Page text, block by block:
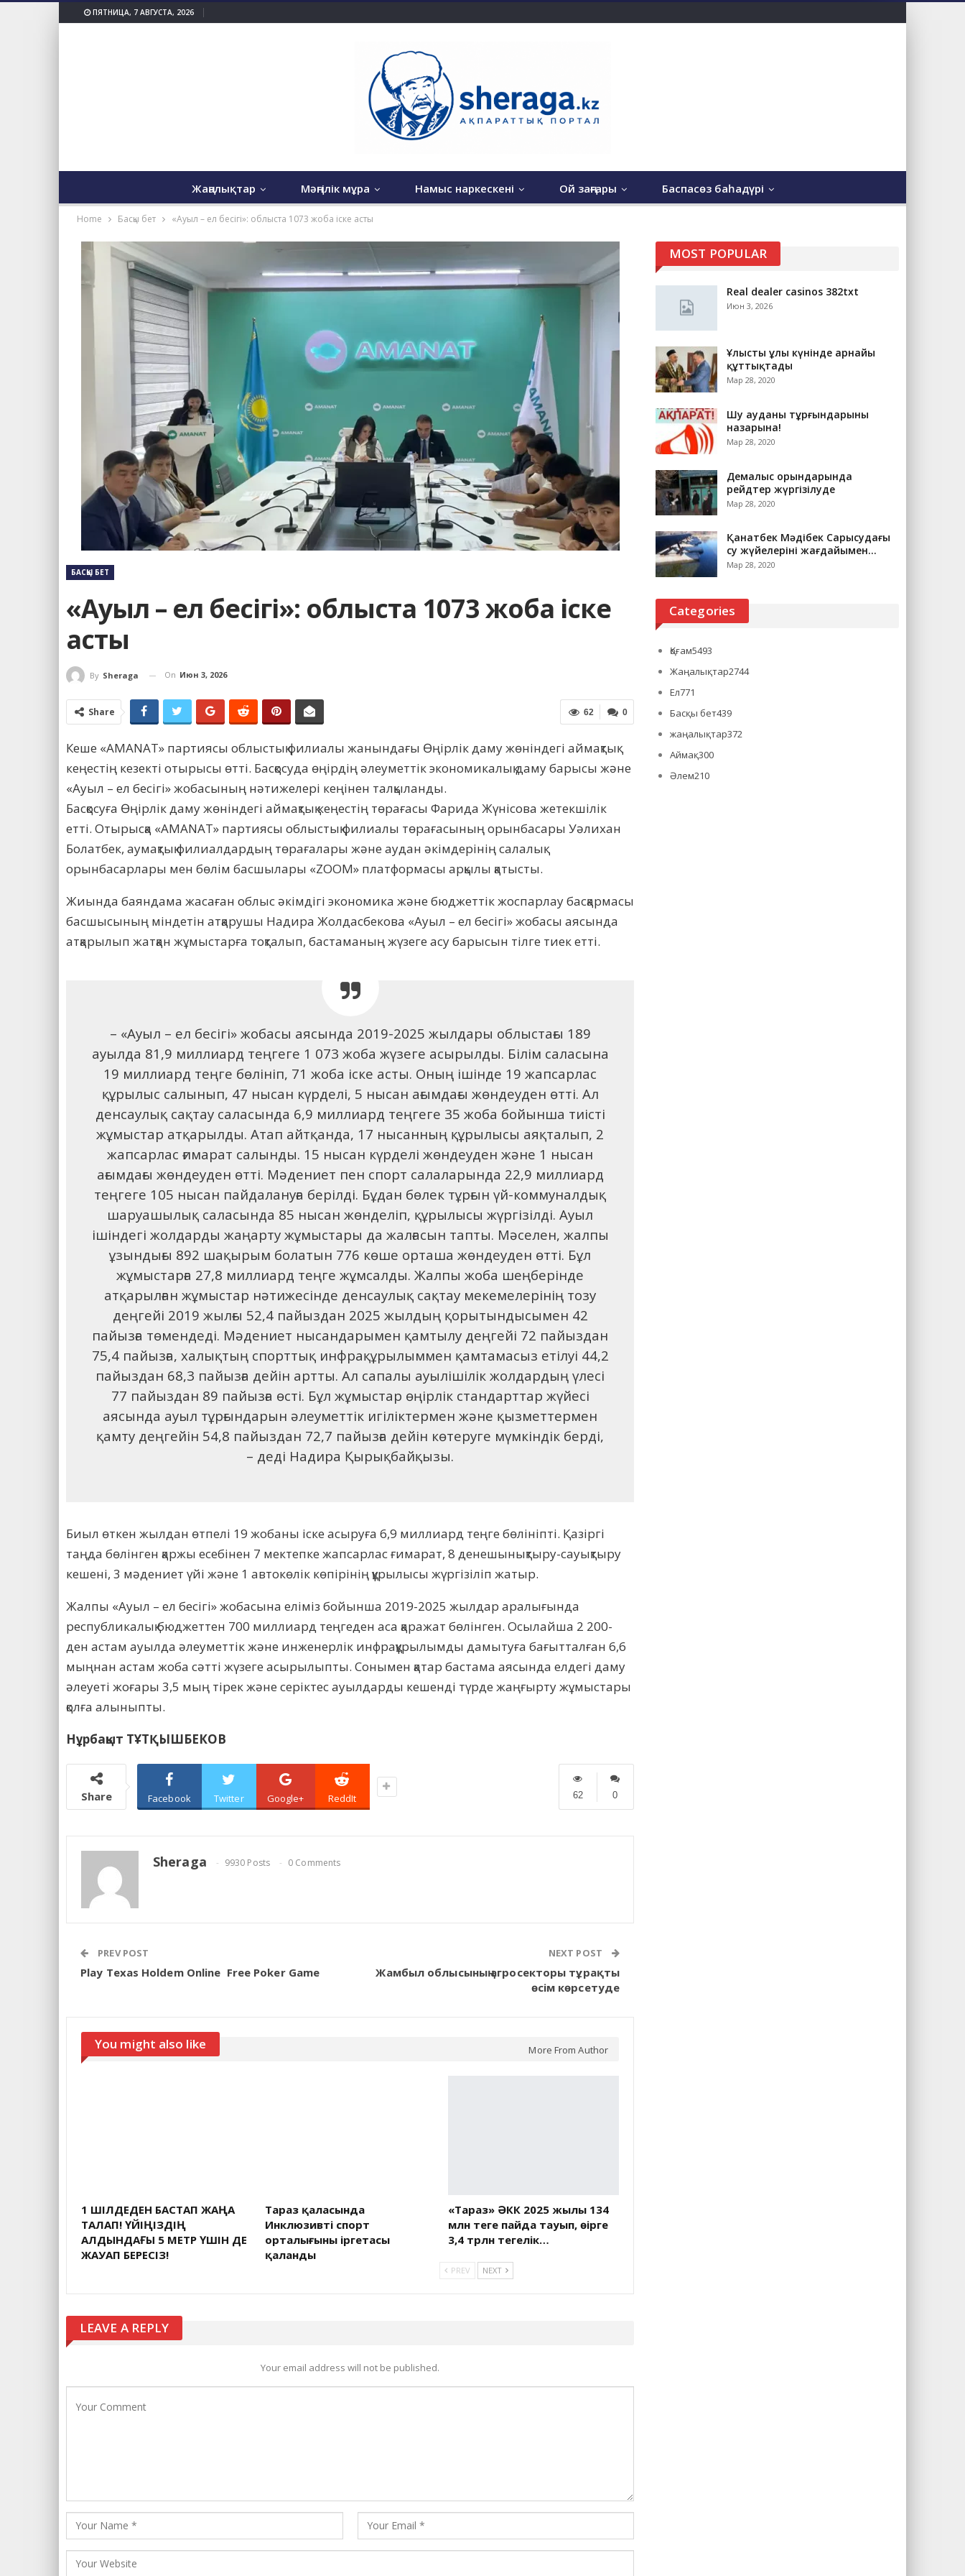
ПЯТНИЦА, 7 АВГУСТА, 2026
Жаңалықтар Мәңгілік мұра Намыс наркескені Ой заңғары Баспасөз баһадүрі
Home Басқы бет «Ауыл – ел бесігі»: облыста 1073 жоба іске асты
БАСҚЫ БЕТ
«Ауыл – ел бесігі»: облыста 1073 жоба іске
асты
By Sheraga On Июн 3, 2026
0
62
Share
Кеше «AMANAT» партиясы облыстық филиалы жанындағы Өңірлік даму жөніндегі аймақтық
кеңестің кезекті отырысы өтті. Басқосуда өңірдің әлеуметтік экономикалық даму барысы және
«Ауыл – ел бесігі» жобасының нәтижелері кеңінен талқыланды.
Басқосуға Өңірлік даму жөніндегі аймақтық кеңестің төрағасы Фарида Жүнісова жетекшілік
етті. Отырысқа «AMANAT» партиясы облыстық филиалы төрағасының орынбасары Уәлихан
Болатбек, аумақтық филиалдардың төрағалары және аудан әкімдерінің салалық
орынбасарлары мен бөлім басшылары «ZOOM» платформасы арқылы қатысты.
Жиында баяндама жасаған облыс әкімдігі экономика және бюджеттік жоспарлау басқармасы
басшысының міндетін атқарушы Надира Жолдасбекова «Ауыл – ел бесігі» жобасы аясында
атқарылып жатқан жұмыстарға тоқталып, бастаманың жүзеге асу барысын тілге тиек етті.
– «Ауыл – ел бесігі» жобасы аясында 2019-2025 жылдары облыстағы 189
ауылда 81,9 миллиард теңгеге 1 073 жоба жүзеге асырылды. Білім саласына
19 миллиард теңге бөлініп, 71 жоба іске асты. Оның ішінде 19 жапсарлас
құрылыс салынып, 47 нысан күрделі, 5 нысан ағымдағы жөндеуден өтті. Ал
денсаулық сақтау саласында 6,9 миллиард теңгеге 35 жоба бойынша тиісті
жұмыстар атқарылды. Атап айтқанда, 17 нысанның құрылысы аяқталып, 2
жапсарлас ғимарат салынды. 15 нысан күрделі жөндеуден және 1 нысан
ағымдағы жөндеуден өтті. Мәдениет пен спорт салаларында 22,9 миллиард
теңгеге 105 нысан пайдалануға берілді. Бұдан бөлек тұрғын үй-коммуналдық
шаруашылық саласында 85 нысан жөнделіп, құрылысы жүргізілді. Ауыл
ішіндегі жолдарды жаңарту жұмыстары да жалғасын тапты. Мәселен, жалпы
ұзындығы 892 шақырым болатын 776 көше орташа жөндеуден өтті. Бұл
жұмыстарға 27,8 миллиард теңге жұмсалды. Жалпы жоба шеңберінде
атқарылған жұмыстар нәтижесінде денсаулық сақтау мекемелерінің тозу
деңгейі 2019 жылғы 52,4 пайыздан 2025 жылдың қорытындысымен 42
пайызға төмендеді. Мәдениет нысандарымен қамтылу деңгейі 72 пайыздан
75,4 пайызға, халықтың спорттық инфрақұрылыммен қамтамасыз етілуі 44,2
пайыздан 68,3 пайызға дейін артты. Ал сапалы ауылішілік жолдардың үлесі
77 пайыздан 89 пайызға өсті. Бұл жұмыстар өңірлік стандарттар жүйесі
аясында ауыл тұрғындарын әлеуметтік игіліктермен және қызметтермен
қамту деңгейін 54,8 пайыздан 72,7 пайызға дейін көтеруге мүмкіндік берді,
– деді Надира Қырықбайқызы.
Биыл өткен жылдан өтпелі 19 жобаны іске асыруға 6,9 миллиард теңге бөлініпті. Қазіргі
таңда бөлінген қаржы есебінен 7 мектепке жапсарлас ғимарат, 8 денешынықтыру-сауықтыру
кешені, 3 мәдениет үйі және 1 автокөлік көпірінің құрылысы жүргізіліп жатыр.
Жалпы «Ауыл – ел бесігі» жобасына еліміз бойынша 2019-2025 жылдар аралығында
республикалық бюджеттен 700 миллиард теңгеден аса қаражат бөлінген. Осылайша 2 200-
ден астам ауылда әлеуметтік және инженерлік инфрақұрылымды дамытуға бағытталған 6,6
мыңнан астам жоба сәтті жүзеге асырылыпты. Сонымен қатар бастама аясында елдегі даму
әлеуеті жоғары 3,5 мың тірек және серіктес ауылдарды кешенді түрде жаңғырту жұмыстары
қолға алыныпты.
Нұрбақыт ТҰТҚЫШБЕКОВ
0
62
Share Facebook Twitter Google+ ReddIt
Sheraga 9930 Posts 0 Comments
PREV POST
Play Texas Holdem Online ️ Free Poker Game
NEXT POST
Жамбыл облысының агросекторы тұрақты
өсім көрсетуде
You might also like More From Author
1 ШІЛДЕДЕН БАСТАП ЖАҢА
ТАЛАП! ҮЙІҢІЗДІҢ
АЛДЫНДАҒЫ 5 МЕТР ҮШІН ДЕ
ЖАУАП БЕРЕСІЗ!
Тараз қаласында
Инклюзивті спорт
орталығының іргетасы
қаланды
«Тараз» ӘКК 2025 жылы 134
млн теңге пайда тауып, өңірге
3,4 трлн теңгелік…
PREV NEXT
LEAVE A REPLY
Your email address will not be published.
MOST POPULAR
Real dealer casinos 382txt
Июн 3, 2026
Ұлыстың ұлы күнінде арнайы
құттықтады
Мар 28, 2020
Шу ауданы тұрғындарының
назарына!
Мар 28, 2020
Демалыс орындарында
рейдтер жүргізілуде
Мар 28, 2020
Қанатбек Мәдібек Сарысудағы
су жүйелерінің жағдайымен…
Мар 28, 2020
Categories
Қоғам5493
Жаңалықтар2744
Ел771
Басқы бет439
жаңалықтар372
Аймақ300
Әлем210